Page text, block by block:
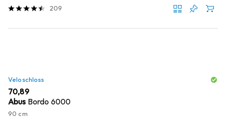
209
Veloschloss
EUR
70,89
Abus Bordo 6000
90 cm